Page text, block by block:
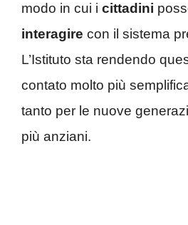
modo in cui i cittadini
interagire con il sistema
L’Istituto sta rendendo
contato molto più
tanto per le nuove
più anziani.